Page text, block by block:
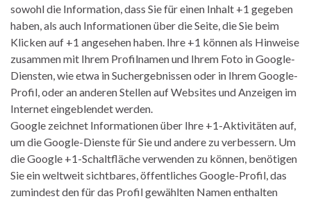
sowohl die Information, dass Sie für einen Inhalt +1 gegeben
haben, als auch Informationen über die Seite, die Sie beim
Klicken auf +1 angesehen haben. Ihre +1 können als Hinweise
zusammen mit Ihrem Profilnamen und Ihrem Foto in Google-
Diensten, wie etwa in Suchergebnissen oder in Ihrem Google-
Profil, oder an anderen Stellen auf Websites und Anzeigen im
Internet eingeblendet werden.
Google zeichnet Informationen über Ihre +1-Aktivitäten auf,
um die Google-Dienste für Sie und andere zu verbessern. Um
die Google +1-Schaltfläche verwenden zu können, benötigen
Sie ein weltweit sichtbares, öffentliches Google-Profil, das
zumindest den für das Profil gewählten Namen enthalten